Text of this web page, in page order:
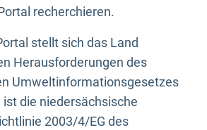
recherchieren.
stellt sich das Land
Herausforderungen des
Umweltinformationsgesetzes
ist die niedersächsische
2003/4/EG des